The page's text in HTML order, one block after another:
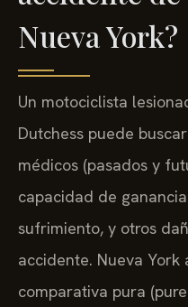
Nueva York?
Un motociclista
Dutchess puede
médicos (pasados y
capacidad de
sufrimiento, y otros
accidente. Nueva
comparativa pura